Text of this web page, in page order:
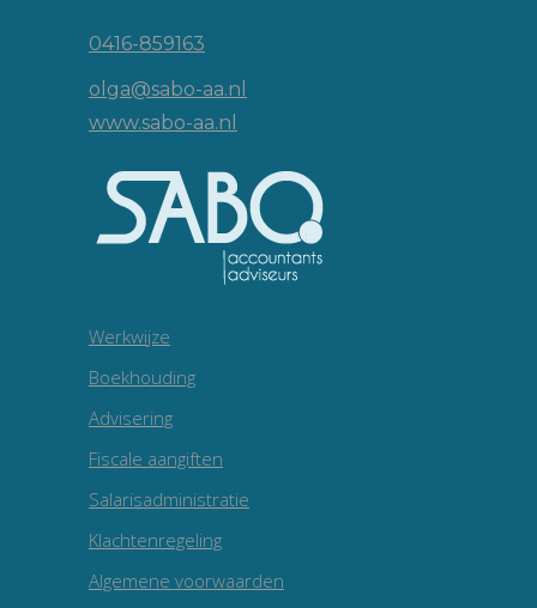
0416-859163
olga@sabo-aa.nl
www.sabo-aa.nl
Werkwijze
Boekhouding
Advisering
Fiscale aangiften
Salarisadministratie
Klachtenregeling
Algemene voorwaarden